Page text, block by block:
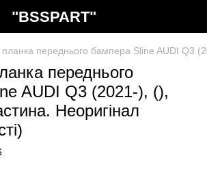
"BSSPART"
переднього бампера Sline AUDI Q3
переднього
AUDI Q3 (2021-), (),
Неоригінал